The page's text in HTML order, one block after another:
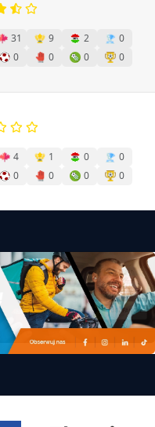
31 9 2
0
0 0 0
0
4 1 0
0
0 0 0
0